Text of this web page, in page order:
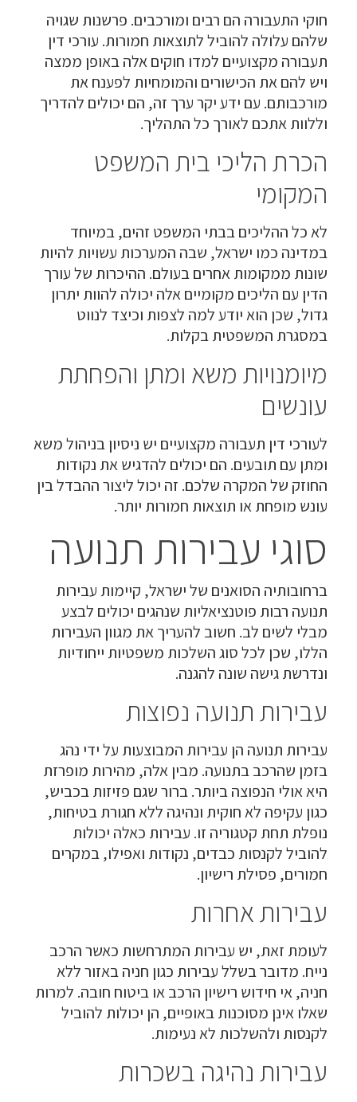
חוקי התעבורה הם רבים ומורכבים. פרשנות שגויה
שלהם עלולה להוביל לתוצאות חמורות. עורכי דין
תעבורה מקצועיים למדו חוקים אלה באופן ממצה
ויש להם את הכישורים והמומחיות לפענח את
מורכבותם. עם ידע יקר ערך זה, הם יכולים להדריך
וללוות אתכם לאורך כל התהליך.
הכרת הליכי בית המשפט
המקומי
לא כל ההליכים בבתי המשפט זהים, במיוחד
במדינה כמו ישראל, שבה המערכות עשויות להיות
שונות ממקומות אחרים בעולם. ההיכרות של עורך
הדין עם הליכים מקומיים אלה יכולה להוות יתרון
גדול, שכן הוא יודע למה לצפות וכיצד לנווט
במסגרת המשפטית בקלות.
מיומנויות משא ומתן והפחתת
עונשים
לעורכי דין תעבורה מקצועיים יש ניסיון בניהול משא
ומתן עם תובעים. הם יכולים להדגיש את נקודות
החוזק של המקרה שלכם. זה יכול ליצור ההבדל בין
עונש מופחת או תוצאות חמורות יותר.
סוגי עבירות תנועה
ברחובותיה הסואנים של ישראל, קיימות עבירות
תנועה רבות פוטנציאליות שנהגים יכולים לבצע
מבלי לשים לב. חשוב להעריך את מגוון העבירות
הללו, שכן לכל סוג השלכות משפטיות ייחודיות
ונדרשת גישה שונה להגנה.
עבירות תנועה נפוצות
עבירות תנועה הן עבירות המבוצעות על ידי נהג
בזמן שהרכב בתנועה. מבין אלה, מהירות מופרזת
היא אולי הנפוצה ביותר. ברור שגם פזיזות בכביש,
כגון עקיפה לא חוקית ונהיגה ללא חגורת בטיחות,
נופלת תחת קטגוריה זו. עבירות כאלה יכולות
להוביל לקנסות כבדים, נקודות ואפילו, במקרים
חמורים, פסילת רישיון.
עבירות אחרות
לעומת זאת, יש עבירות המתרחשות כאשר הרכב
נייח. מדובר בשלל עבירות כגון חניה באזור ללא
חניה, אי חידוש רישיון הרכב או ביטוח חובה. למרות
שאלו אינן מסוכנות באופיים, הן יכולות להוביל
לקנסות ולהשלכות לא נעימות.
עבירות נהיגה בשכרות